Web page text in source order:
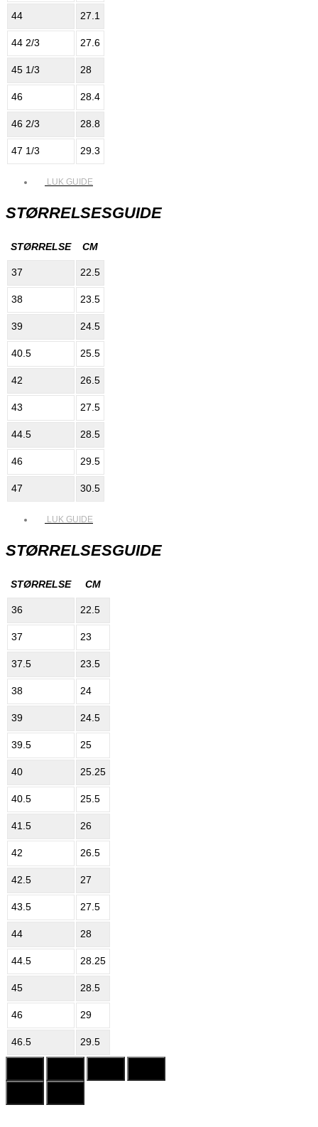
44 27.1
44 2/3 27.6
45 1/3 28
46 28.4
46 2/3 28.8
47 1/3 29.3
LUK GUIDE
STØRRELSESGUIDE
STØRRELSE CM
37 22.5
38 23.5
39 24.5
40.5 25.5
42 26.5
43 27.5
44.5 28.5
46 29.5
47 30.5
LUK GUIDE
STØRRELSESGUIDE
STØRRELSE CM
36 22.5
37 23
37.5 23.5
38 24
39 24.5
39.5 25
40 25.25
40.5 25.5
41.5 26
42 26.5
42.5 27
43.5 27.5
44 28
44.5 28.25
45 28.5
46 29
46.5 29.5